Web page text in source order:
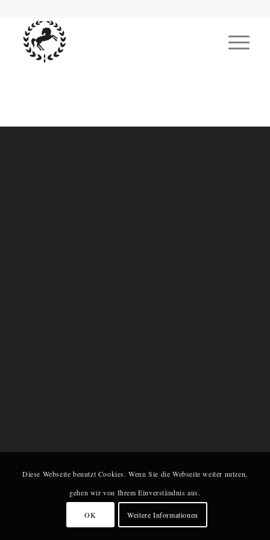
Diese Webseite benutzt Cookies. Wenn Sie die Webseite weiter nutzen,
gehen wir von Ihrem Einverständnis aus.
OK Weitere Informationen